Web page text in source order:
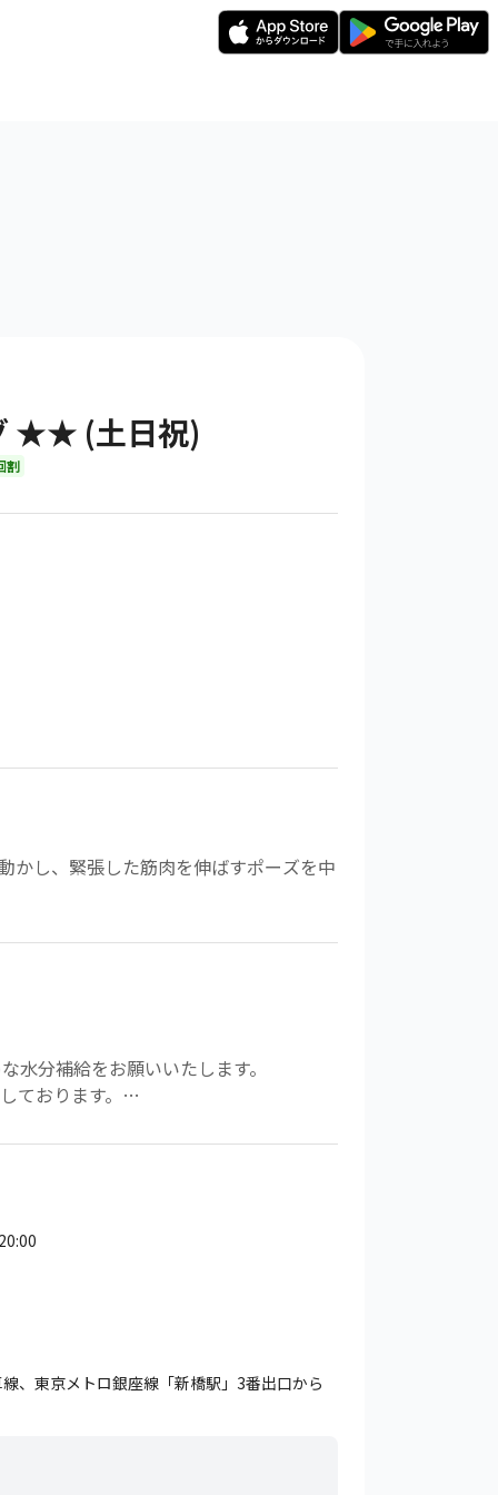
★★ (土日祝)
割
かし、緊張した筋肉を伸ばすポーズを中
水分補給をお願いいたします。
おります。
必ずご用意ください。
、東京メトロ銀座線「新橋駅」3番出口から